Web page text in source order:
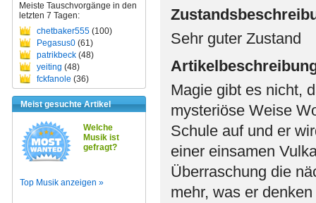
Meiste Tauschvorgänge in den
letzten 7 Tagen:
chetbaker555 (100)
Pegasus0 (61)
patrikbeck (48)
yeiting (48)
fckfanole (36)
Meist gesuchte Artikel
Welche
Musik ist
gefragt?
Top Musik anzeigen »
Sehr guter Zustand
Magie gibt es nicht,
mysteriöse Weise
Schule auf und er
einer einsamen
Überraschung die
mehr, was er